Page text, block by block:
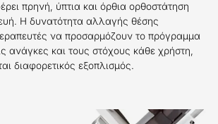
πρηνή, ύπτια και όρθια ορθοστάτηση
Η δυνατότητα αλλαγής θέσης
να προσαρμόζουν το πρόγραμμα
ανάγκες και τους στόχους κάθε χρήστη,
διαφορετικός εξοπλισμός.